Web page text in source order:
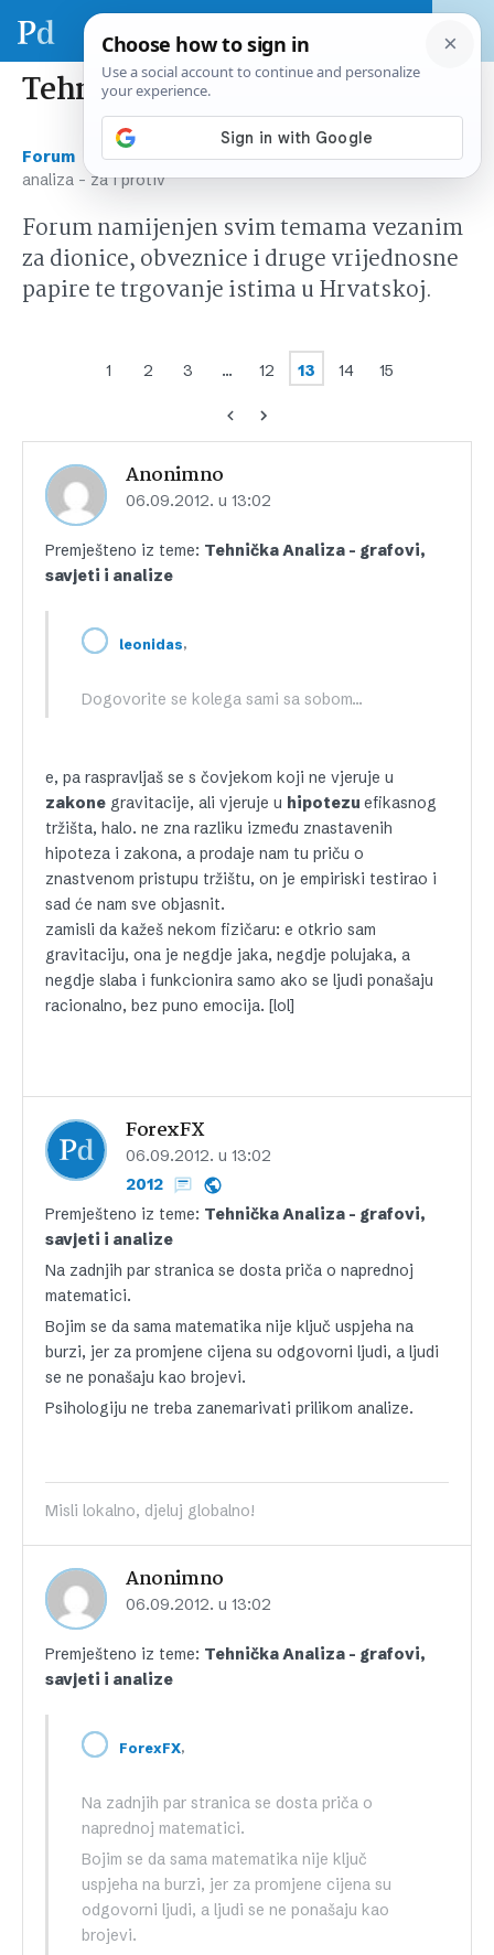
Tehnička analiza – za i protiv
Forum Tržište kapitala Hrvatska ›
Tehnička
analiza – za i protiv
Forum namijenjen svim temama vezanim
za dionice, obveznice i druge vrijednosne
papire te trgovanje istima u Hrvatskoj.
1 2 3 … 12 13 14 15
Anonimno
06.09.2012. u 13:02
Premješteno iz teme: Tehnička Analiza – grafovi,
savjeti i analize
leonidas,
Dogovorite se kolega sami sa sobom…
e, pa raspravljaš se s čovjekom koji ne vjeruje u
zakone gravitacije, ali vjeruje u hipotezu efikasnog
tržišta, halo. ne zna razliku između znastavenih
hipoteza i zakona, a prodaje nam tu priču o
znastvenom pristupu tržištu, on je empiriski testirao i
sad će nam sve objasnit.
zamisli da kažeš nekom fizičaru: e otkrio sam
gravitaciju, ona je negdje jaka, negdje polujaka, a
negdje slaba i funkcionira samo ako se ljudi ponašaju
racionalno, bez puno emocija. [lol]
ForexFX
06.09.2012. u 13:02
2012
Premješteno iz teme: Tehnička Analiza – grafovi,
savjeti i analize
Na zadnjih par stranica se dosta priča o naprednoj
matematici.
Bojim se da sama matematika nije ključ uspjeha na
burzi, jer za promjene cijena su odgovorni ljudi, a ljudi
se ne ponašaju kao brojevi.
Psihologiju ne treba zanemarivati prilikom analize.
Misli lokalno, djeluj globalno!
Anonimno
06.09.2012. u 13:02
Premješteno iz teme: Tehnička Analiza – grafovi,
savjeti i analize
ForexFX,
Na zadnjih par stranica se dosta priča o
naprednoj matematici.
Bojim se da sama matematika nije ključ
uspjeha na burzi, jer za promjene cijena su
odgovorni ljudi, a ljudi se ne ponašaju kao
brojevi.